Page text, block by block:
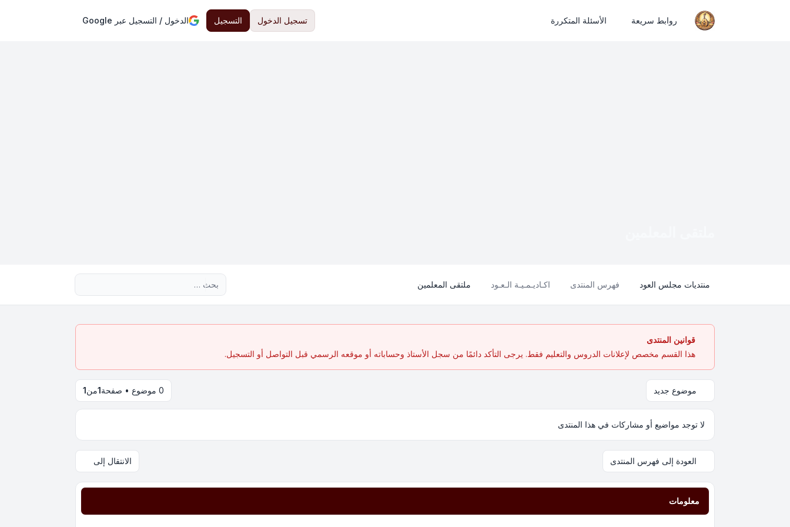
روابط سريعة الأسئلة المتكررة تسجيل الدخول التسجيل الدخول / التسجيل عبر Google
منتديات مجلس العود فهرس المنتدى اكـاديـمـيـة الـعـود ملتقى المعلمين
قوانين المنتدى
هذا القسم مخصص لإعلانات الدروس والتعليم فقط. يرجى التأكد دائمًا من سجل الأستاذ وحساباته أو موقعه الرسمي قبل التواصل أو التسجيل.
موضوع جديد 0 موضوع • صفحة 1من1
لا توجد مواضيع أو مشاركات في هذا المنتدى
العودة إلى فهرس المنتدى الانتقال إلى
معلومات